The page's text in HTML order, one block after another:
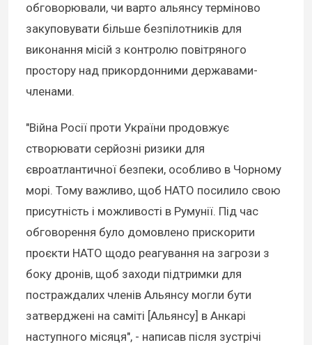
обговорювали, чи варто альянсу терміново
закуповувати більше безпілотників для
виконання місій з контролю повітряного
простору над прикордонними державами-
членами.
"Війна Росії проти України продовжує
створювати серйозні ризики для
євроатлантичної безпеки, особливо в Чорному
морі. Тому важливо, щоб НАТО посилило свою
присутність і можливості в Румунії. Під час
обговорення було домовлено прискорити
проєкти НАТО щодо реагування на загрози з
боку дронів, щоб заходи підтримки для
постраждалих членів Альянсу могли бути
затверджені на саміті [Альянсу] в Анкарі
наступного місяця", - написав після зустрічі